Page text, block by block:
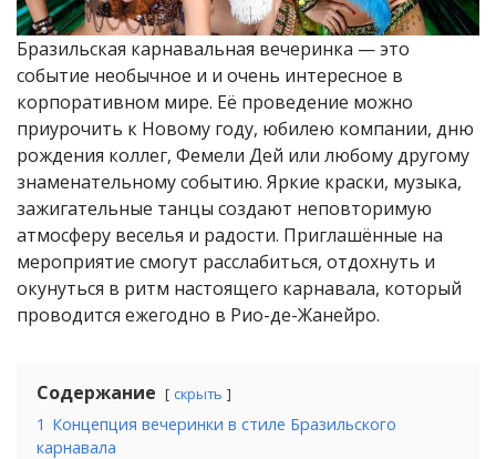
Бразильская карнавальная вечеринка — это
событие необычное и и очень интересное в
корпоративном мире. Её проведение можно
приурочить к Новому году, юбилею компании, дню
рождения коллег, Фемели Дей или любому другому
знаменательному событию. Яркие краски, музыка,
зажигательные танцы создают неповторимую
атмосферу веселья и радости. Приглашённые на
мероприятие смогут расслабиться, отдохнуть и
окунуться в ритм настоящего карнавала, который
проводится ежегодно в Рио-де-Жанейро.
Содержание скрыть
1 Концепция вечеринки в стиле Бразильского
карнавала